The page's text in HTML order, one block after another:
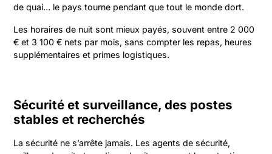
de quai… le pays tourne pendant que tout le monde dort.
Les horaires de nuit sont mieux payés, souvent entre 2 000
€ et 3 100 € nets par mois, sans compter les repas, heures
supplémentaires et primes logistiques.
Sécurité et surveillance, des postes
stables et recherchés
La sécurité ne s’arrête jamais. Les agents de sécurité,